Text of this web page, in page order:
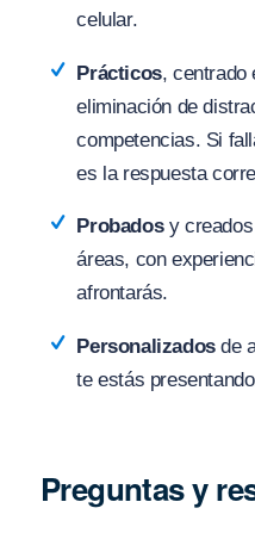
celular.
Prácticos, centrado
eliminación de
competencias. Si
es la respuesta
Probados y
áreas, con
afrontarás.
Personalizadosde
te estás
Preguntas y